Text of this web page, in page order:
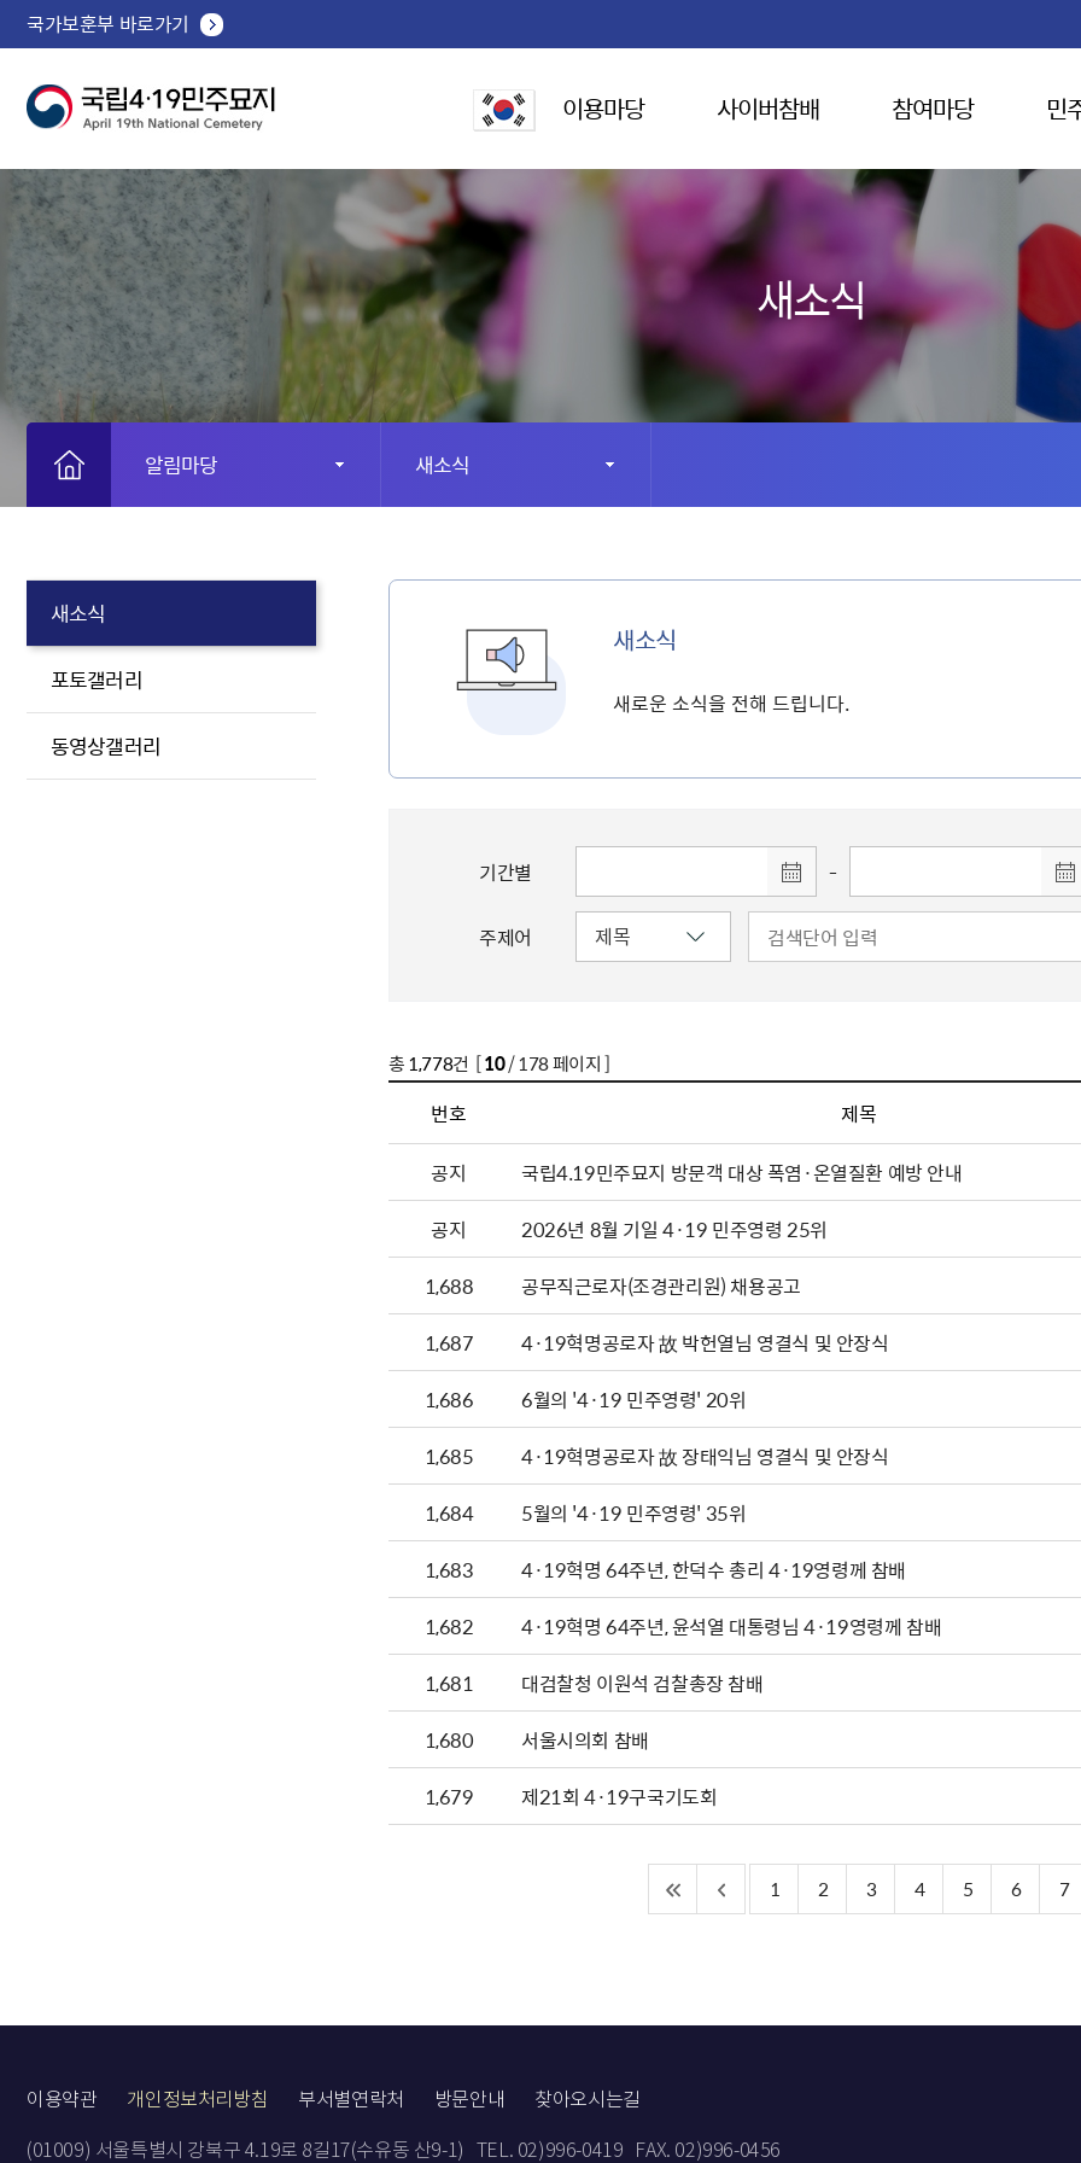
국가보훈부 바로가기
이용마당 사이버참배 참여마당 민
새소식
알림마당 새소식
새소식
포토갤러리
동영상갤러리
새소식
새로운 소식을 전해 드립니다.
기간별 -
주제어
총1,778건 [10/ 178 페이지 ]
번호 제목
공지
국립4.19민주묘지 방문객 대상 폭염·온열질환 예방 안내
공지
2026년 8월 기일 4·19 민주영령 25위
1,688
공무직근로자(조경관리원) 채용공고
1,687
4·19혁명공로자 故 박헌열님 영결식 및 안장식
1,686
6월의 '4·19 민주영령' 20위
1,685
4·19혁명공로자 故 장태익님 영결식 및 안장식
1,684
5월의 '4·19 민주영령' 35위
1,683
4·19혁명 64주년, 한덕수 총리 4·19영령께 참배
1,682
4·19혁명 64주년, 윤석열 대통령님 4·19영령께 참배
1,681
대검찰청 이원석 검찰총장 참배
1,680
서울시의회 참배
1,679
제21회 4·19구국기도회
1 2 3 4 5 6 7
이용약관 개인정보처리방침 부서별연락처 방문안내 찾아오시는길
(01009) 서울특별시 강북구 4.19로 8길17(수유동 산9-1) TEL. 02)996-0419 FAX. 02)996-0456